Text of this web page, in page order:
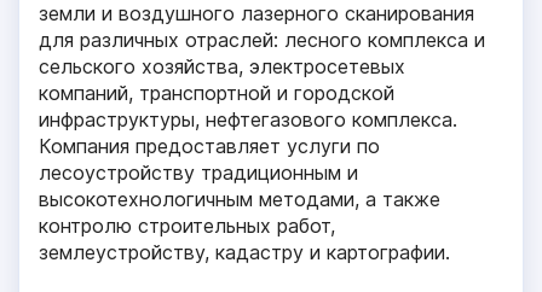
земли и воздушного лазерного сканирования
для различных отраслей: лесного комплекса и
сельского хозяйства, электросетевых
компаний, транспортной и городской
инфраструктуры, нефтегазового комплекса.
Компания предоставляет услуги по
лесоустройству традиционным и
высокотехнологичным методами, а также
контролю строительных работ,
землеустройству, кадастру и картографии.